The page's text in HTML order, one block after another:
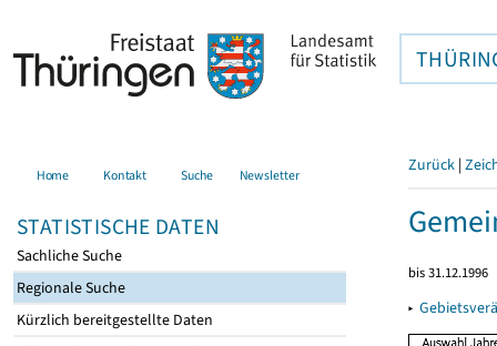
Home Kontakt Suche Newsletter
STATISTISCHE DATEN
Sachliche Suche
Regionale Suche
Kürzlich bereitgestellte Daten
Zurück |
bis 31.12.1996
▸